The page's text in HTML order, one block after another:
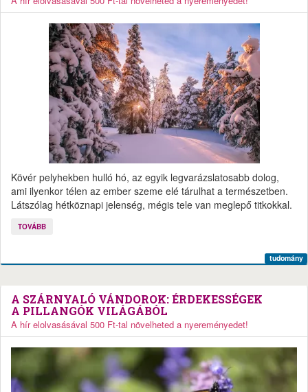
Kövér pelyhekben hulló hó, az egyik legvarázslatosabb dolog,
ami ilyenkor télen az ember szeme elé tárulhat a természetben.
Látszólag hétköznapi jelenség, mégis tele van meglepő titkokkal.
TOVÁBB
tudomány
A SZÁRNYALÓ VÁNDOROK: ÉRDEKESSÉGEK
A PILLANGÓK VILÁGÁBÓL
A hír elolvasásával 500 Ft-tal növelheted a nyereményedet!